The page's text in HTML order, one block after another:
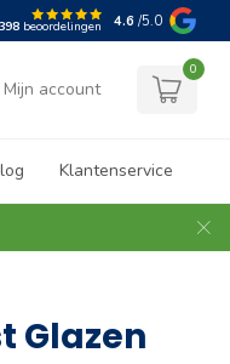
398 beoordelingen 4.6 /5.0
Mijn account
0
Klantenservice
Glazen